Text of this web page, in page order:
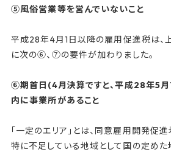
⑤風俗営業等を営んでいないこと
平成28年4月1日以降の雇用促進税は、
に次の⑥、⑦の要件が加わりました。
⑥期首日(4月決算ですと、平成28年5月1
内に事業所があること
「一定のエリア」とは、同意雇用開発促
特に不足している地域として国の定めた